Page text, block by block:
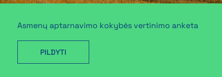
Asmenų aptarnavimo kokybės vertinimo anketa
PILDYTI